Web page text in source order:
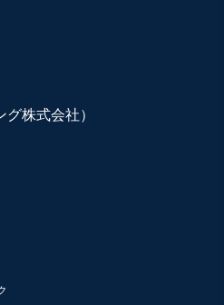
株式会社）